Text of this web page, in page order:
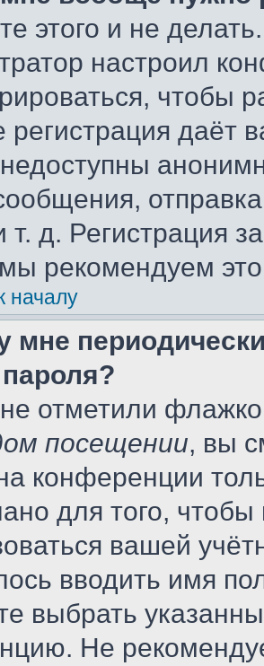
этого и не
настроил
чтобы
регистрация даёт
т. д. Регистрация
рекомендуем
началу
мне
отметили
посещении, вы
конференции
для того, чтобы
вашей
вводить имя
выбрать
Не